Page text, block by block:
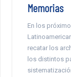
Memorias
En los
recatar los
los distintos